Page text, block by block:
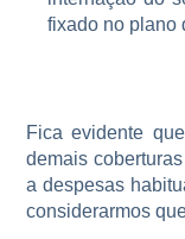
fixado no plano
Fica evidente
demais
a despesas
considerarmos